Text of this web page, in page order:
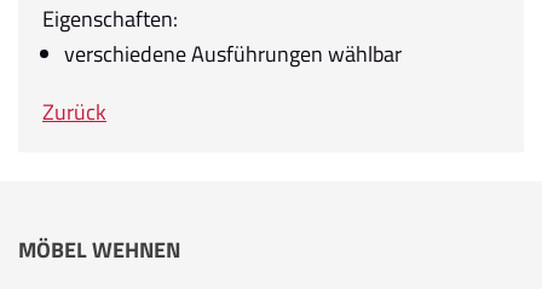
Eigenschaften:
verschiedene Ausführungen wählbar
Zurück
MÖBEL WEHNEN